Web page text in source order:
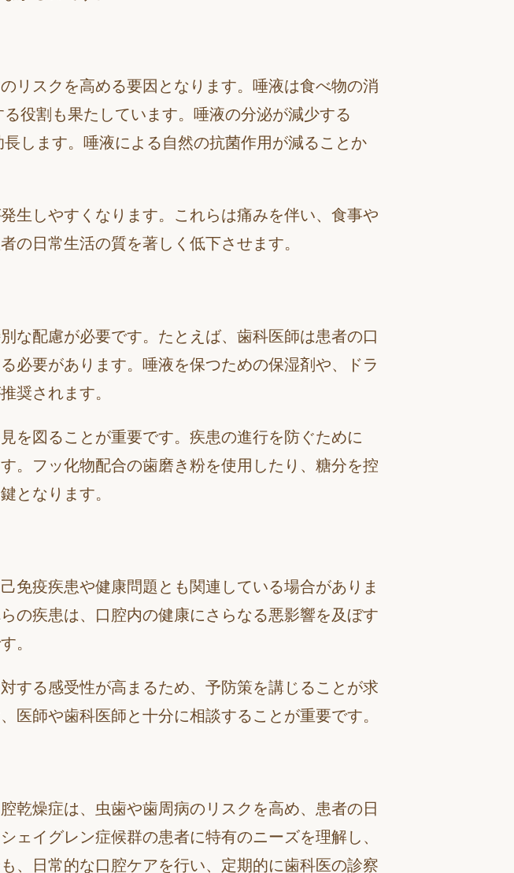
リスクを高める要因となります。唾液は食べ物の消
役割も果たしています。唾液の分泌が減少する
します。唾液による自然の抗菌作用が減ることか
生しやすくなります。これらは痛みを伴い、食事や
の日常生活の質を著しく低下させます。
な配慮が必要です。たとえば、歯科医師は患者の口
必要があります。唾液を保つための保湿剤や、ドラ
奨されます。
を図ることが重要です。疾患の進行を防ぐために
。フッ化物配合の歯磨き粉を使用したり、糖分を控
となります。
免疫疾患や健康問題とも関連している場合がありま
の疾患は、口腔内の健康にさらなる悪影響を及ぼす
。
する感受性が高まるため、予防策を講じることが求
医師や歯科医師と十分に相談することが重要です。
乾燥症は、虫歯や歯周病のリスクを高め、患者の日
ェイグレン症候群の患者に特有のニーズを理解し、
、日常的な口腔ケアを行い、定期的に歯科医の診察